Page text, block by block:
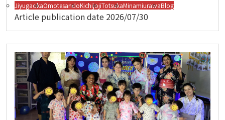
JiyugaokaOmotesandoKichijojiTotsukaMinamiurawaBlog
Article publication date 2026/07/30